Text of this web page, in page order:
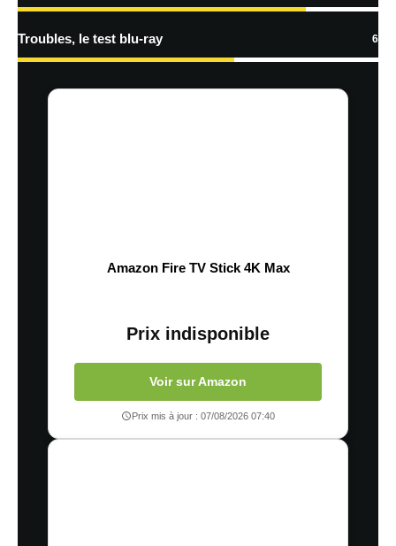
Troubles, le test blu-ray 6
Amazon Fire TV Stick 4K Max
Prix indisponible
Voir sur Amazon
Prix mis à jour : 07/08/2026 07:40